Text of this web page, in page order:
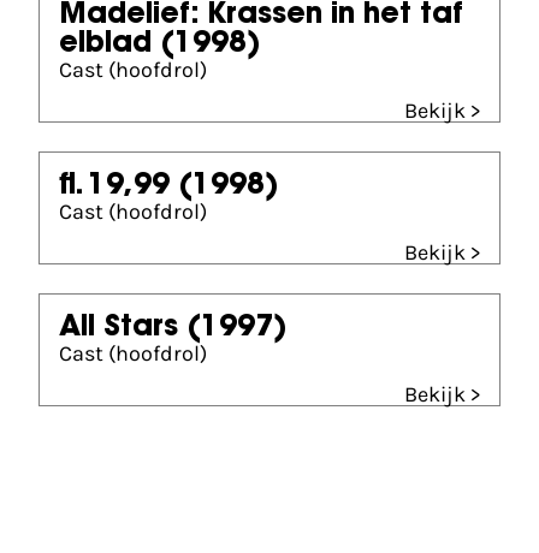
Madelief: Krassen in het taf
elblad (1998)
Cast (hoofdrol)
Bekijk >
fl. 19,99 (1998)
Cast (hoofdrol)
Bekijk >
All Stars (1997)
Cast (hoofdrol)
Bekijk >